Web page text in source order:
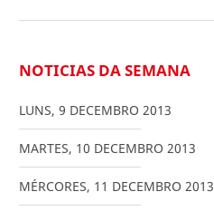
NOTICIAS DA SEMANA
LUNS, 9 DECEMBRO 2013
MARTES, 10 DECEMBRO 2013
MÉRCORES, 11 DECEMBRO 2013